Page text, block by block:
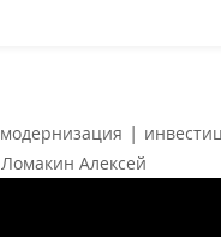
модернизация |
Ломакин Алексей